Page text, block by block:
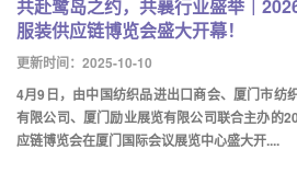
共赴鹭岛之约，共襄行业盛举｜
服装供应链博览会盛大开幕！
更新时间：2025-10-10
4月9日，由中国纺织品进出口商会、厦门市纺
有限公司、厦门励业展览有限公司联合主办的
应链博览会在厦门国际会议展览中心盛大开....